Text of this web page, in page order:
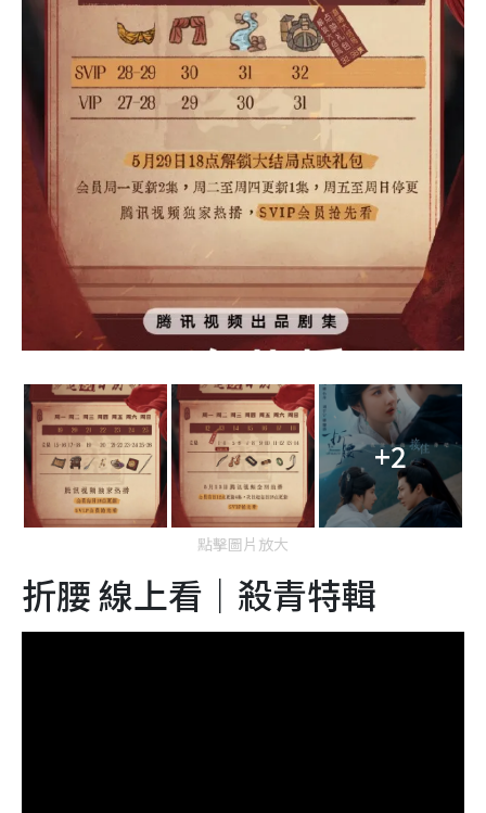
+2
點擊圖片放大
折腰 線上看｜殺青特輯